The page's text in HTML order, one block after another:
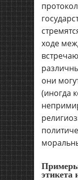
ходе
они
(иногда
этикета